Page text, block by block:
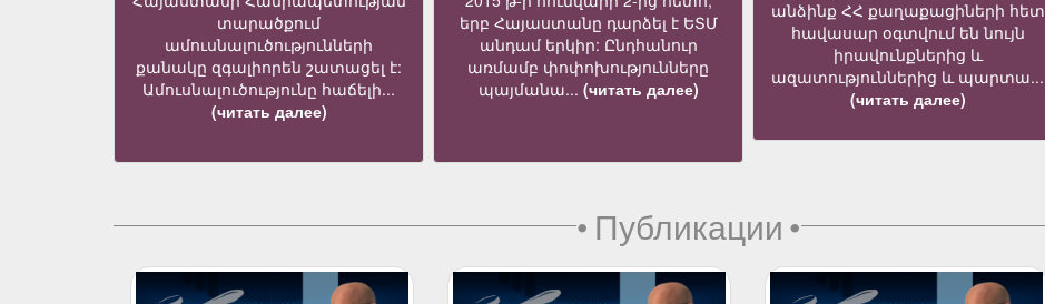
տարածքում
ամուսնալուծությունների
քանակը զգալիորեն շատացել է:
Ամուսնալուծությունը հաճելի...
(читать далее)
երբ Հայաստանը դարձել է ԵՏՄ
անդամ երկիր: Ընդհանուր
առմամբ փոփոխությունները
պայմանա... (читать далее)
անձինք ՀՀ քաղաքացիների հետ
հավասար օգտվում են նույն
իրավունքներից և
ազատություններից և պարտա...
(читать далее)
• Публикации•